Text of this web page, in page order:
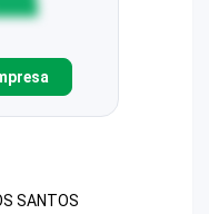
SANTOS